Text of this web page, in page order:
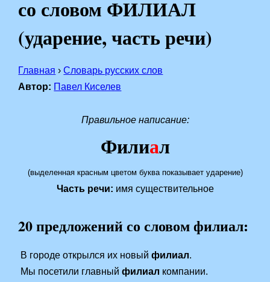
со словом ФИЛИАЛ
(ударение, часть речи)
Главная › Словарь русских слов
Автор: Павел Киселев
Правильное написание:
Филиал
(выделенная красным цветом буква показывает ударение)
Часть речи: имя существительное
20 предложений со словом филиал:
В городе открылся их новыйфилиал.
Мы посетили главныйфилиал компании.